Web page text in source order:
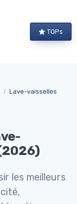
TOPs
Lave-vaisselles
les meilleurs